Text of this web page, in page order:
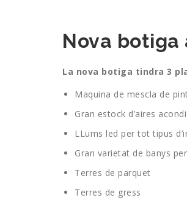
Nova botiga
La nova botiga tindra 3
Maquina de mescla de
Gran estock d’aires
LLums led per tot tipus
Gran varietat de banys
Terres de parquet
Terres de gress